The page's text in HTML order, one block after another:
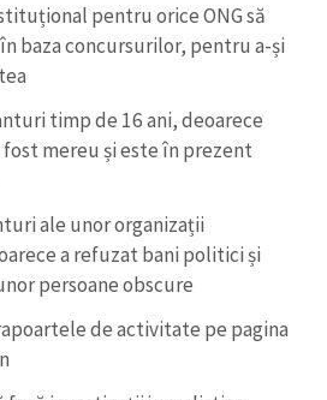
pentru orice ONG să
baza concursurilor, pentru a-și
timp de 16 ani, deoarece
mereu și este în prezent
ale unor organizații
a refuzat bani politici și
persoane obscure
de activitate pe pagina